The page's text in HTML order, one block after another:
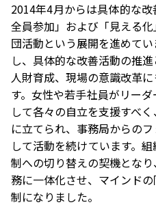
2014年4月からは具体的な
全員参加」および「見える
団活動という展開を進めて
し、具体的な改善活動の推
人財育成、現場の意識改革
す。女性や若手社員がリー
して各々の自立を支援すべ
に立てられ、事務局からの
して活動を続けています。
制への切り替えの契機とな
務に一体化させ、マインド
制になりました。